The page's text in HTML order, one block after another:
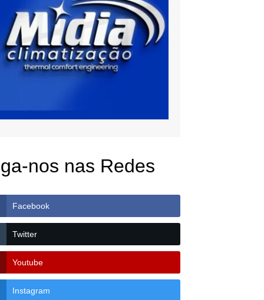
nos nas Redes
Facebook
Twitter
Youtube
Instagram